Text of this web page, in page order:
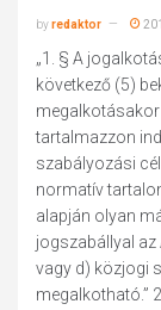
byredaktor
„1. § A
következő (5)
tartalmazzon
szabályozási
normatív
alapján olyan
jogszabállyal az
vagy d) közjogi
megalkotható.”